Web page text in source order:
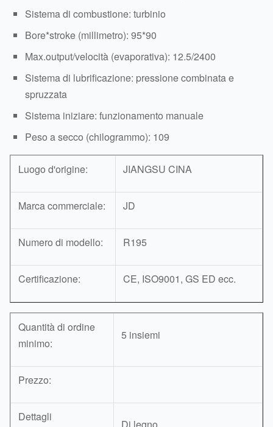
Sistema di combustione: turbinio
Bore*stroke (millimetro): 95*90
Max.output/velocità (evaporativa): 12.5/2400
Sistema di lubrificazione: pressione combinata e
spruzzata
Sistema iniziare: funzionamento manuale
Peso a secco (chilogrammo): 109
Luogo d'origine: JIANGSU CINA
Marca commerciale: JD
Numero di modello: R195
Certificazione: CE, ISO9001, GS ED ecc.
Quantità di ordine
minimo:
5 insiemi
Prezzo:
Dettagli